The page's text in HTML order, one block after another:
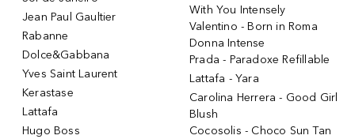
Jean Paul Gaultier
Rabanne
Dolce&Gabbana
Yves Saint Laurent
Kerastase
Lattafa
Hugo Boss
With You Intensely
Valentino - Born in Roma
Donna Intense
Prada - Paradoxe Refillable
Lattafa - Yara
Carolina Herrera - Good Girl
Blush
Cocosolis - Choco Sun Tan